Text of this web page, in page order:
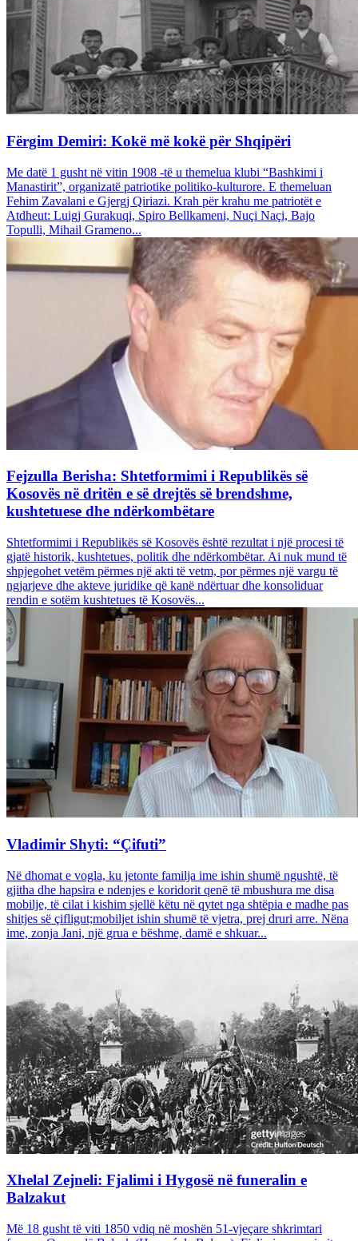
Fërgim Demiri: Kokë më kokë për Shqipëri
Me datë 1 gusht në vitin 1908 -të u themelua klubi “Bashkimi i
Manastirit”, organizatë patriotike politiko-kulturore. E themeluan
Fehim Zavalani e Gjergj Qiriazi. Krah për krahu me patriotët e
Atdheut: Luigj Gurakuqi, Spiro Bellkameni, Nuçi Naçi, Bajo
Topulli, Mihail Grameno...
Fejzulla Berisha: Shtetformimi i Republikës së
Kosovës në dritën e së drejtës së brendshme,
kushtetuese dhe ndërkombëtare
Shtetformimi i Republikës së Kosovës është rezultat i një procesi të
gjatë historik, kushtetues, politik dhe ndërkombëtar. Ai nuk mund të
shpjegohet vetëm përmes një akti të vetm, por përmes një vargu të
ngjarjeve dhe akteve juridike që kanë ndërtuar dhe konsoliduar
rendin e sotëm kushtetues të Kosovës...
Vladimir Shyti: “Çifuti”
Në dhomat e vogla, ku jetonte familja ime ishin shumë ngushtë, të
gjitha dhe hapsira e ndenjes e koridorit qenë të mbushura me disa
mobilje, të cilat i kishim sjellë këtu në qytet nga shtëpia e madhe pas
shitjes së çifligut;mobiljet ishin shumë të vjetra, prej druri arre. Nëna
ime, zonja Jani, një grua e bëshme, damë e shkuar...
Xhelal Zejneli: Fjalimi i Hygosë në funeralin e
Balzakut
Më 18 gusht të viti 1850 vdiq në moshën 51-vjeçare shkrimtari